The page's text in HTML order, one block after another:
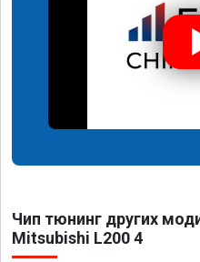
Чип тюнинг других
Mitsubishi L200 4